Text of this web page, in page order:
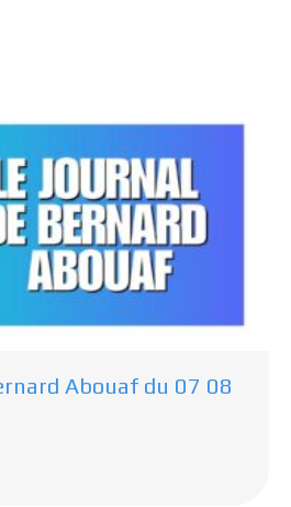
Abouaf du 07 08